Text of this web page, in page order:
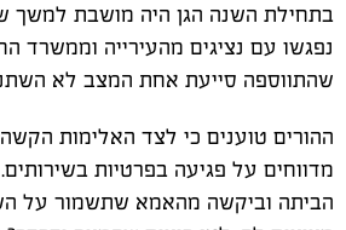
בתחילת השנה הגן היה מושבת למשך
נפגשו עם נציגים מהעירייה וממשרד
שהתווספה סייעת אחת המצב לא
ההורים טוענים כי לצד האלימות
מדווחים על פגיעה בפרטיות
הביתה וביקשה מהאמא שתשמור על